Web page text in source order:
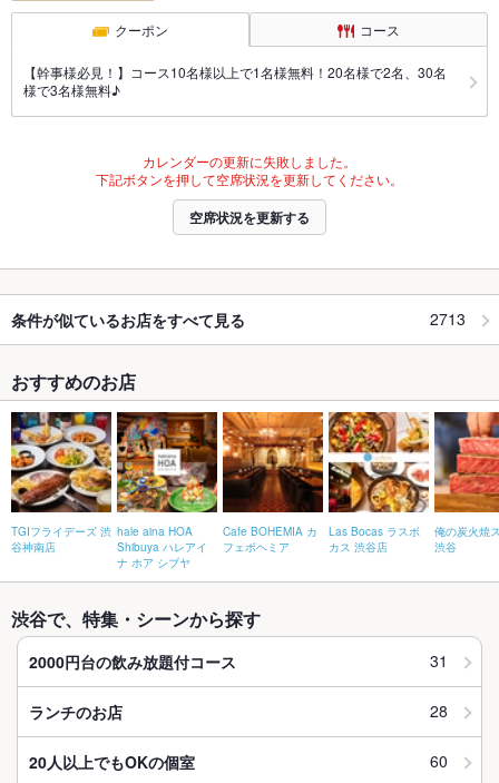
クーポン コース
【幹事様必見！】コース10名様以上で1名様無料！20名様で2名、30名
様で3名様無料♪
カレンダーの更新に失敗しました。
下記ボタンを押して空席状況を更新してください。
空席状況を更新する
条件が似ているお店をすべて見る 2713
おすすめのお店
TGIフライデーズ 渋
谷神南店
hale aina HOA
Shibuya ハレアイ
ナ ホア シブヤ
Cafe BOHEMIA カ
フェボヘミア
Las Bocas ラスボ
カス 渋谷店
俺の炭火焼
渋谷
渋谷で、特集・シーンから探す
2000円台の飲み放題付コース 31
ランチのお店 28
20人以上でもOKの個室 60